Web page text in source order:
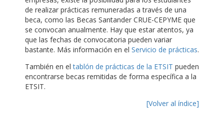
de realizar prácticas remuneradas a través de una
beca, como las Becas Santander CRUE-CEPYME que
se convocan anualmente. Hay que estar atentos, ya
que las fechas de convocatoria pueden variar
bastante. Más información en el Servicio de prácticas.
También en eltablón de prácticas de la ETSIT pueden
encontrarse becas remitidas de forma específica a la
ETSIT.
[Volver al índice]